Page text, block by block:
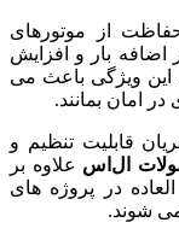
از موتورهای
اضافه‌ بار و افزایش
این ویژگی باعث می‌
امان بمانند.
قابلیت تنظیم و
ال‌اس علاوه بر
در پروژه‌ های
شوند.